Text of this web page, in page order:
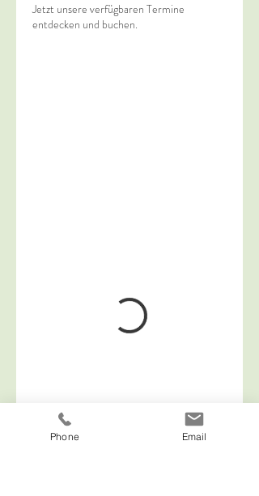
Jetzt unsere verfügbaren Termine
entdecken und buchen.
Phone Email